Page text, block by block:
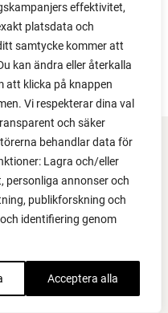
effektivitet,
platsdata och
samtycke kommer att
kan ändra eller återkalla
att klicka på knappen
Vi respekterar dina val
och säker
behandlar data för
Lagra och/eller
personliga annonser och
publikforskning och
identifiering genom
Acceptera alla